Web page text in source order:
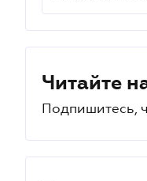
Читайте
Подпишитесь,